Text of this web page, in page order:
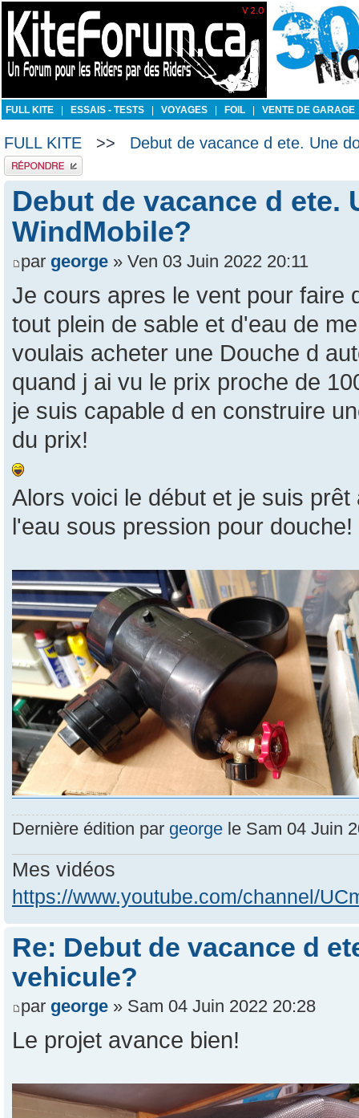
FULL KITE ESSAIS - TESTS VOYAGES FOIL VENTE DE GARAGE
FULL KITE >> Debut de vacance d ete. Une
Publier une réponse
Debut de vacance d ete.
WindMobile?
par george » Ven 03 Juin 2022 20:11
Je cours apres le vent pour faire
tout plein de sable et d'eau de
voulais acheter une Douche d
quand j ai vu le prix proche de
je suis capable d en construire
du prix!
Alors voici le début et je suis
l'eau sous pression pour douche!
Dernière édition par george le Sam 04 Juin
Mes vidéos
https://www.youtube.com/channel/
Re: Debut de vacance d
vehicule?
par george » Sam 04 Juin 2022 20:28
Le projet avance bien!